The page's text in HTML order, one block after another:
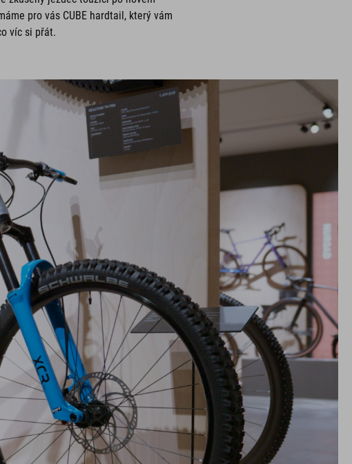
pro vás CUBE hardtail, který vám
víc si přát.